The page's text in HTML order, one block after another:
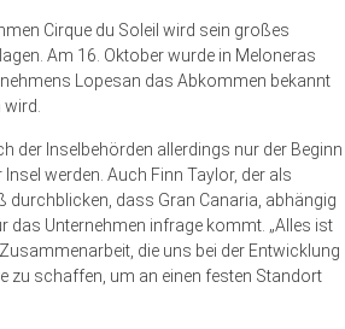
Cirque du Soleil wird sein großes
Am 16. Oktober wurde in Meloneras
Lopesan das Abkommen bekannt
wird.
der Inselbehörden allerdings nur der Beginn
werden. Auch Finn Taylor, der als
durchblicken, dass Gran Canaria, abhängig
das Unternehmen infrage kommt. „Alles ist
die uns bei der Entwicklung
zu schaffen, um an einen festen Standort